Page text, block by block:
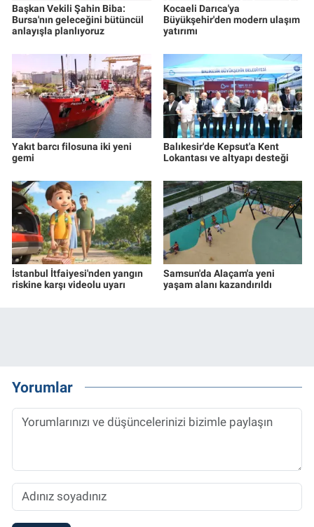
Başkan Vekili Şahin Biba:
Bursa'nın geleceğini bütüncül
anlayışla planlıyoruz
Kocaeli Darıca'ya
Büyükşehir'den modern ulaşım
yatırımı
Yakıt barcı filosuna iki yeni
gemi
Balıkesir'de Kepsut'a Kent
Lokantası ve altyapı desteği
İstanbul İtfaiyesi'nden yangın
riskine karşı videolu uyarı
Samsun'da Alaçam'a yeni
yaşam alanı kazandırıldı
Yorumlar